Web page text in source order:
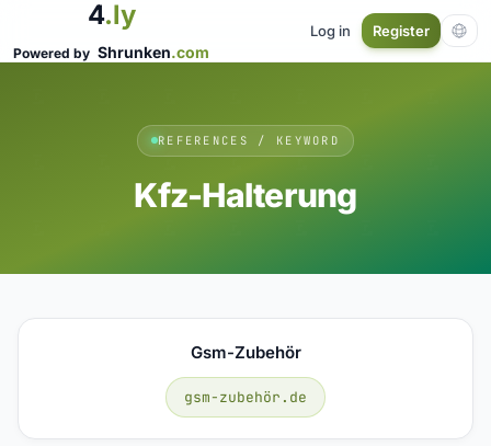
4.ly
Powered by Shrunken.com
Log in Register
REFERENCES / KEYWORD
Kfz-Halterung
Gsm-Zubehör
gsm-zubehör.de